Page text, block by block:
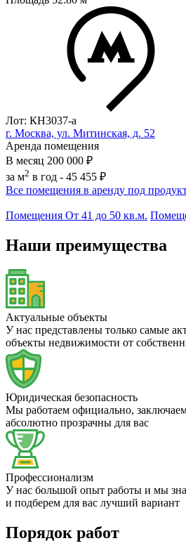
Лот: КН3037-a
г. Москва, ул. Митинская, д. 52
Аренда помещения
В месяц 200 000 ₽
за м2 в год - 45 455 ₽
Все помещения в аренду под
Помещения От 41 до 50 кв.м.
Наши преимущества
Актуальные объекты
У нас представлены только самые
объекты недвижимости от
Юридическая безопасность
Мы работаем официально,
абсолютно прозрачны для вас
Профессионализм
У нас большой опыт работы и мы
и подберем для вас лучший вариант
Порядок работ